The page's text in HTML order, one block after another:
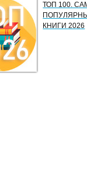
ТОП 100.
КНИГИ 2026